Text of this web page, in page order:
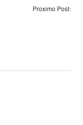
Proximo Post: